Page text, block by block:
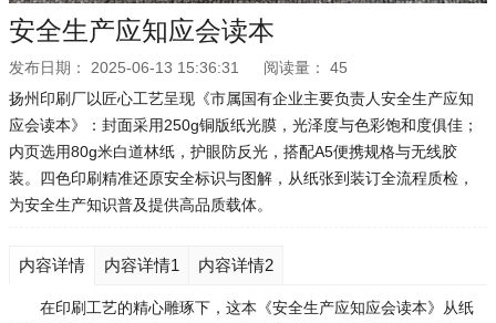
安全生产应知应会读本
发布日期： 2025-06-13 15:36:31 阅读量：
45
扬州印刷厂以匠心工艺呈现《市属国有企业主要负责人安全生产应知
应会读本》：封面采用250g铜版纸光膜，光泽度与色彩饱和度俱佳；
内页选用80g米白道林纸，护眼防反光，搭配A5便携规格与无线胶
装。四色印刷精准还原安全标识与图解，从纸张到装订全流程质检，
为安全生产知识普及提供高品质载体。
内容详情 内容详情1 内容详情2
在印刷工艺的精心雕琢下，这本《安全生产应知应会读本》从纸